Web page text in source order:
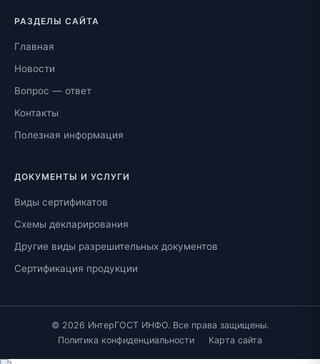
РАЗДЕЛЫ САЙТА
Главная
Новости
Вопрос — ответ
Контакты
Полезная информация
ДОКУМЕНТЫ И УСЛУГИ
Виды сертификатов
Схемы декларирования
Другие виды разрешительных документов
Сертификация продукции
© 2026 ИнтерГОСТ ИНФО. Все права защищены.
Политика конфиденциальности
Карта сайта